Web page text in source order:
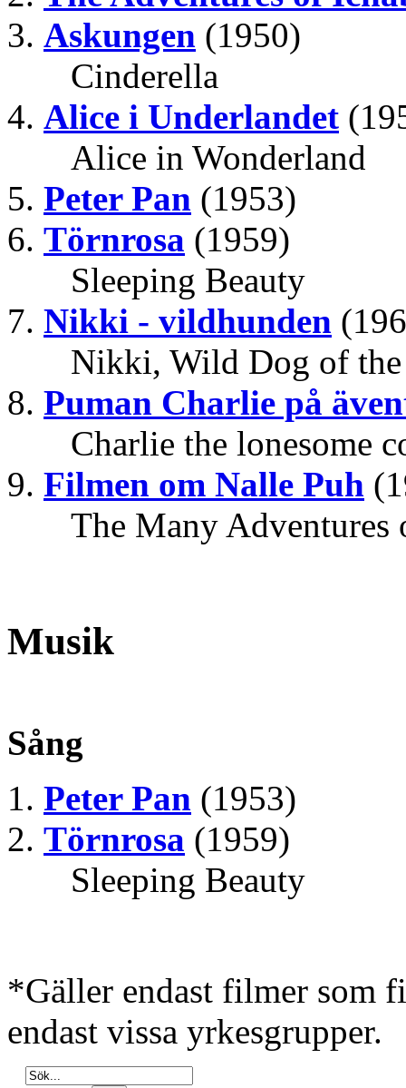
Askungen (1950)
Cinderella
Alice i Underlandet
Alice in Wonderland
Peter Pan (1953)
Törnrosa (1959)
Sleeping Beauty
Nikki - vildhunden
Nikki, Wild Dog of
Puman Charlie på
Charlie the lonesome
Filmen om Nalle Puh
The Many Adventures
Musik
Sång
Peter Pan (1953)
Törnrosa (1959)
Sleeping Beauty
*Gäller endast filmer som
endast vissa yrkesgrupper.